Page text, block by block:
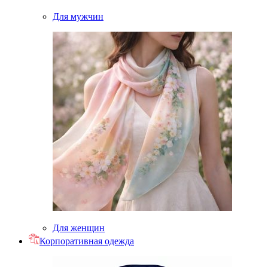
Для мужчин
Для женщин
Корпоративная одежда